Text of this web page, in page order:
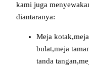
kami juga
diantaranya:
Meja
bulat,meja
tanda